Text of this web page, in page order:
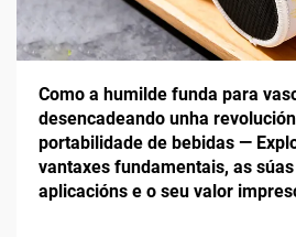
Como a humilde funda para
desencadeando unha
portabilidade de bebidas —
vantaxes fundamentais, as
aplicacións e o seu valor